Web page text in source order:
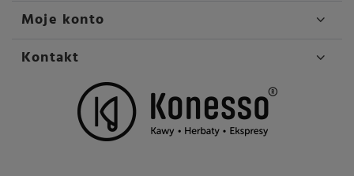
Moje konto
Kontakt